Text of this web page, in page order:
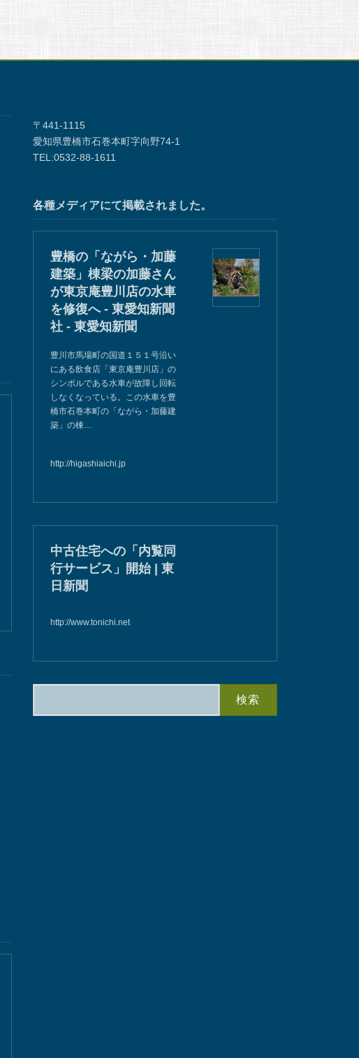
〒441-1115
愛知県豊橋市石巻本町字向野74-1
TEL:0532-88-1611
各種メディアにて掲載されました。
豊橋の「ながら・加藤
建築」棟梁の加藤さん
が東京庵豊川店の水車
を修復へ - 東愛知新聞
社 - 東愛知新聞
豊川市馬場町の国道１５１号沿い
にある飲食店「東京庵豊川店」の
シンボルである水車が故障し回転
しなくなっている。この水車を豊
橋市石巻本町の「ながら・加藤建
築」の棟…
http://higashiaichi.jp
中古住宅への「内覧同
行サービス」開始 | 東
日新聞
http://www.tonichi.net